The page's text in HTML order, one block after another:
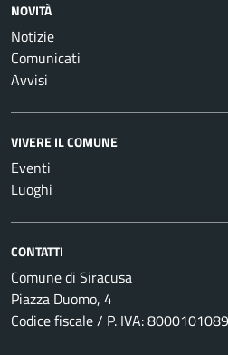
NOVITÀ
Notizie
Comunicati
Avvisi
VIVERE IL COMUNE
Eventi
Luoghi
CONTATTI
Comune di Siracusa
Piazza Duomo, 4
Codice fiscale / P. IVA: